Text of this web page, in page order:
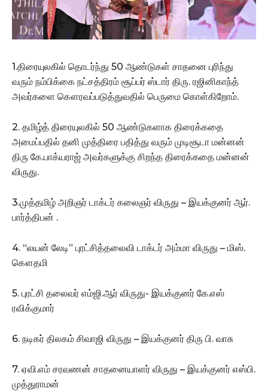
1.திரையுலகில் தொடர்ந்து 50 ஆண்டுகள் சாதனை புரிந்து
வரும் நம்பிக்கை நட்சத்திரம் சூப்பர் ஸ்டார் திரு. ரஜினிகாந்த்
அவர்களை கௌரவப்படுத்துவதில் பெருமை கொள்கிறோம்.
2. தமிழ்த் திரையுலகில் 50 ஆண்டுகளாக திரைக்கதை
அமைப்பதில் தனி முத்திரை பதித்து வரும் முடிசூடா மன்னன்
திரு கே.பாக்யராஜ் அவர்களுக்கு சிறந்த திரைக்கதை மன்னன்
விருது.
3.முத்தமிழ் அறிஞர் டாக்டர் கலைஞர் விருது – இயக்குனர் ஆர்.
பார்த்திபன் .
4. “லயன் லேடி” புரட்சித்தலைவி டாக்டர் அம்மா விருது – மிஸ்.
கௌதமி
5. புரட்சி தலைவர் எம்ஜி.ஆர் விருது- இயக்குனர் கே.எஸ்
ரவிக்குமார்
6. நடிகர் திலகம் சிவாஜி விருது – இயக்குனர் திரு பி. வாசு
7. ஏவி.எம் சரவணன் சாதனையாளர் விருது – இயக்குனர் எஸ்பி.
முத்துராமன்